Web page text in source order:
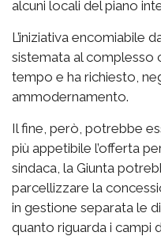
alcuni locali del piano
L’iniziativa encomiabile
sistemata al complesso
tempo e ha richiesto,
ammodernamento.
Il fine, però, potrebbe
più appetibile l’offerta
sindaca, la Giunta
parcellizzare la
in gestione separata le
quanto riguarda i campi